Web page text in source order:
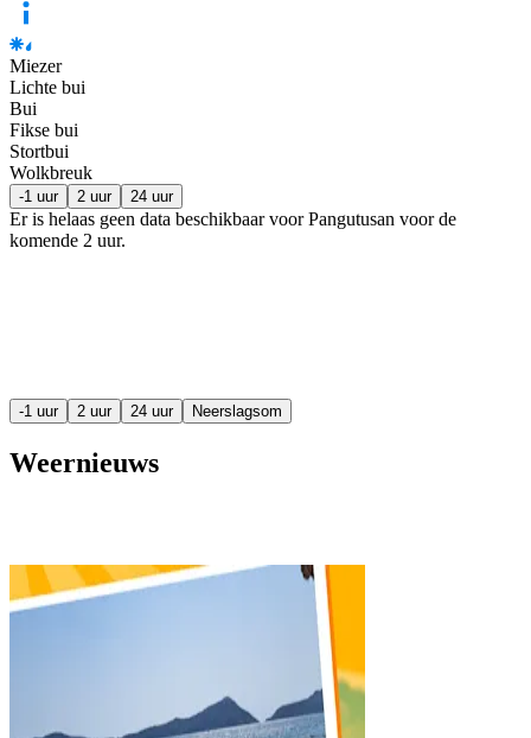
Miezer
Lichte bui
Bui
Fikse bui
Stortbui
Wolkbreuk
-1 uur 2 uur 24 uur
Er is helaas geen data beschikbaar voor Pangutusan voor de
komende 2 uur.
-1 uur 2 uur 24 uur Neerslagsom
Weernieuws